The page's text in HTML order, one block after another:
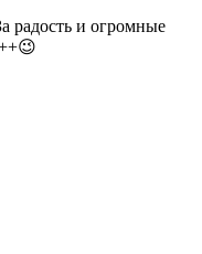
радость и огромные